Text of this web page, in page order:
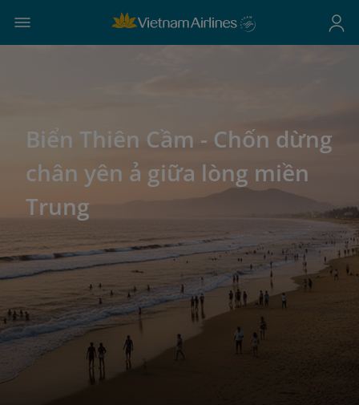
Biển Thiên Cầm - Chốn dừng
chân yên ả giữa lòng miền
Trung